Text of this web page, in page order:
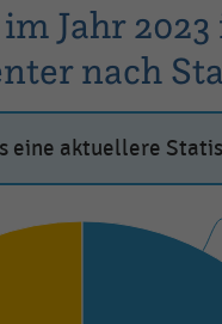
Jahr
nach
eine aktuellere